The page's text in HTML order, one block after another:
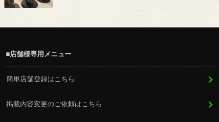
■店舗様専用メニュー
簡単店舗登録はこちら
掲載内容変更のご依頼はこちら